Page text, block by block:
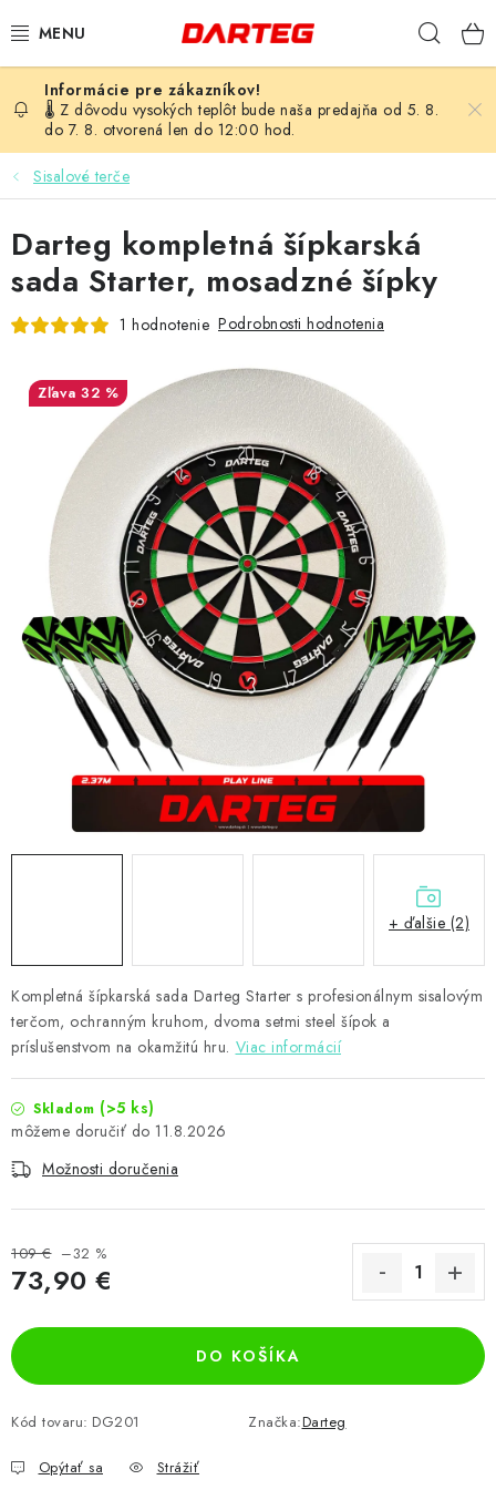
na
ŠÍPKY
TERČE
LETKY
NÁSADKY
HROTY
PRÍSLUŠENSTVO
OBLEČENIE
HRÁČI
ZĽAVY
TERČE A ŠÍPKY
DARČEKOVÉ POUKAZY
🌡️ Z dôvodu vysokých teplôt bude naša predajňa od 5. 8.
do 7. 8. otvorená len do 12:00 hod.
Sisalové terče
Kompletná šípkarská sada Darteg Starter s profesionálnym sisalovým
terčom, ochranným kruhom, dvoma setmi steel šípok a
príslušenstvom na okamžitú hru. Viac informácií
Skladom (>5 ks)
11.8.2026
Možnosti doručenia
109 € –32 %
73,90 €
DO KOŠÍKA
Kód tovaru: DG201 Značka:Darteg
Opýtať sa Strážiť
Darteg kompletná šípkarská
sada Starter, mosadzné šípky
1 hodnotenie Podrobnosti hodnotenia
32 %
+ ďalšie (2)